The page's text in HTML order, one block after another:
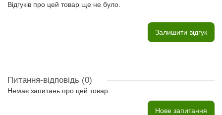
Відгуків про цей товар ще не було.
Залишити відгук
Питання-відповідь (0)
Немає запитань про цей товар.
Нове запитання